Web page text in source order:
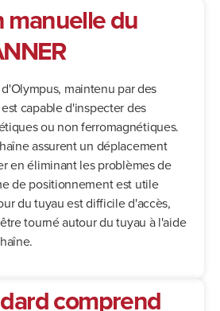
manuelle du
maintenu par des
capable d'inspecter des
ou non ferromagnétiques.
assurent un déplacement
en éliminant les problèmes de
de positionnement est utile
du tuyau est difficile d'accès,
tourné autour du tuyau à l'aide
comprend